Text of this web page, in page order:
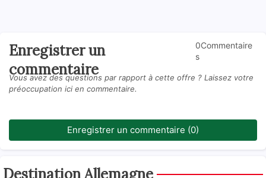
Enregistrer un
commentaire
0Commentaire
s
Vous avez des questions par rapport à cette offre ? Laissez votre
préoccupation ici en commentaire.
Enregistrer un commentaire (0)
Destination Allemagne